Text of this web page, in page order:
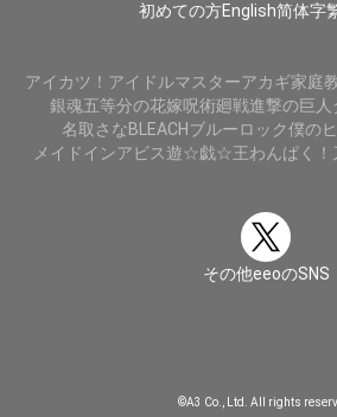
初めての方English简体字
アイカツ！ アイドルマスターアカギ家庭
銀魂五等分の花嫁呪術廻戦進撃の巨人
名取さなBLEACHブルーロック僕の
メイドインアビス遊☆戯☆王わんぱく！
その他eeoのSNS
©A3 Co., Ltd. All rights